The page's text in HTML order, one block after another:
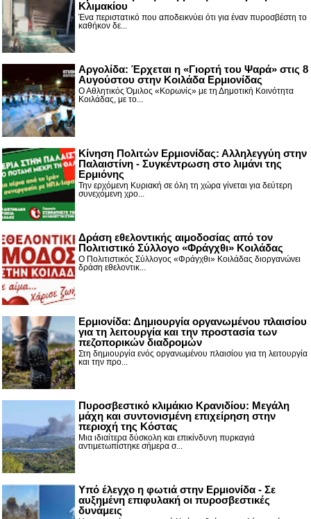
Κλιμακίου
Ένα περιστατικό που αποδεικνύει ότι για έναν πυροσβέστη το
καθήκον δε...
Αργολίδα: Έρχεται η «Γιορτή του Ψαρά» στις 8
Αυγούστου στην Κοιλάδα Ερμιονίδας
Ο Αθλητικός Όμιλος «Κορωνίς» με τη Δημοτική Κοινότητα
Κοιλάδας, με το...
Κίνηση Πολιτών Ερμιονίδας: Αλληλεγγύη στην
Παλαιστίνη - Συγκέντρωση στο λιμάνι της
Ερμιόνης
Την ερχόμενη Κυριακή σε όλη τη χώρα γίνεται για δεύτερη
συνεχόμενη χρο...
Δράση εθελοντικής αιμοδοσίας από τον
Πολιτιστικό Σύλλογο «Φράγχθι» Κοιλάδας
Ο Πολιτιστικός Σύλλογος «Φράγχθι» Κοιλάδας διοργανώνει
δράση εθελοντικ...
Ερμιονίδα: Δημιουργία οργανωμένου πλαισίου
για τη λειτουργία και την προστασία των
πεζοπορικών διαδρομών
Στη δημιουργία ενός οργανωμένου πλαισίου για τη λειτουργία
και την προ...
Πυροσβεστικό κλιμάκιο Κρανιδίου: Μεγάλη
μάχη και συντονισμένη επιχείρηση στην
περιοχή της Κόστας
Μια ιδιαίτερα δύσκολη και επικίνδυνη πυρκαγιά
αντιμετωπίστηκε σήμερα σ...
Υπό έλεγχο η φωτιά στην Ερμιονίδα - Σε
αυξημένη επιφυλακή οι πυροσβεστικές
δυνάμεις